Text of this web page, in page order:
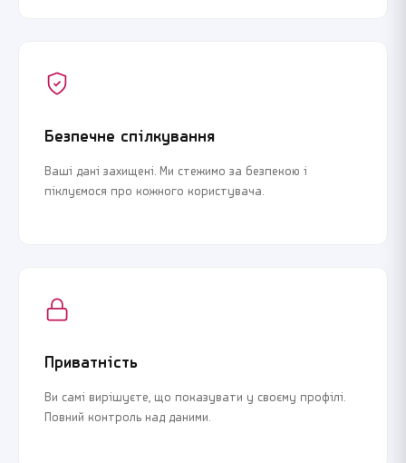
Безпечне спілкування
Ваші дані захищені. Ми стежимо за безпекою і
піклуємося про кожного користувача.
Приватність
Ви самі вирішуєте, що показувати у своєму профілі.
Повний контроль над даними.